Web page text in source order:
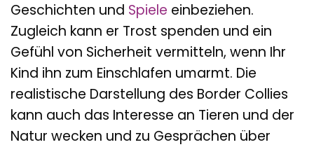
Geschichten und Spiele einbeziehen.
Zugleich kann er Trost spenden und ein
Gefühl von Sicherheit vermitteln, wenn Ihr
Kind ihn zum Einschlafen umarmt. Die
realistische Darstellung des Border Collies
kann auch das Interesse an Tieren und der
Natur wecken und zu Gesprächen über